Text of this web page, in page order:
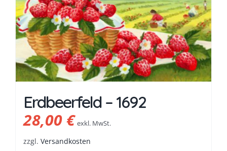
Erdbeerfeld – 1692
28,00€ exkl. MwSt.
zzgl. Versandkosten